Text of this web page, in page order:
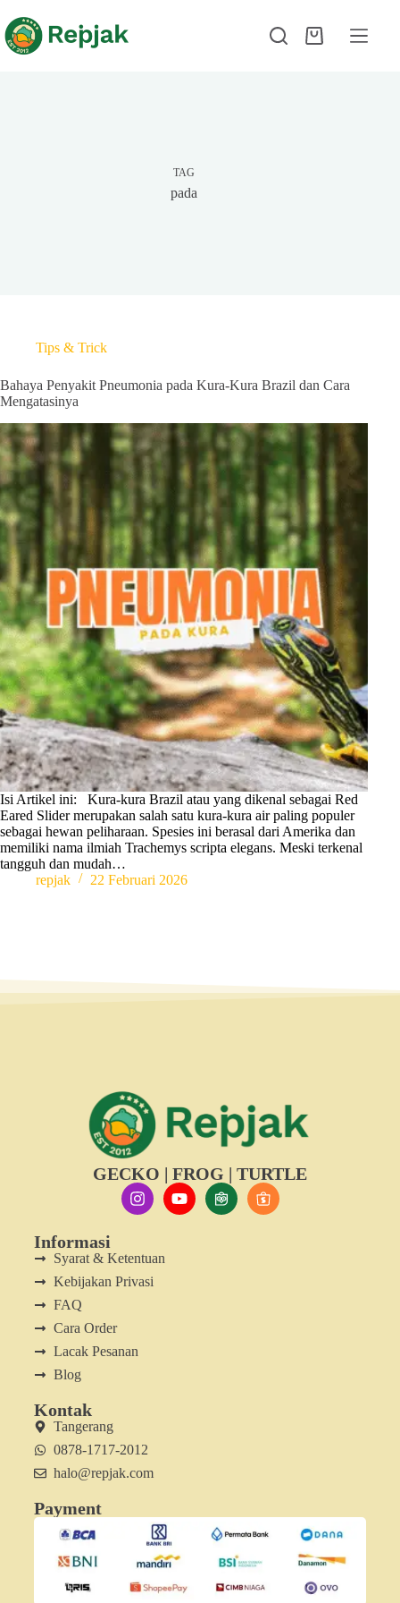
TAG
pada
Tips & Trick
Bahaya Penyakit Pneumonia pada Kura-Kura Brazil dan Cara
Mengatasinya
Isi Artikel ini: Kura-kura Brazil atau yang dikenal sebagai Red
Eared Slider merupakan salah satu kura-kura air paling populer
sebagai hewan peliharaan. Spesies ini berasal dari Amerika dan
memiliki nama ilmiah Trachemys scripta elegans. Meski terkenal
tangguh dan mudah…
repjak
22 Februari 2026
GECKO | FROG | TURTLE
Informasi
Syarat & Ketentuan
Kebijakan Privasi
FAQ
Cara Order
Lacak Pesanan
Blog
Kontak
Tangerang
0878-1717-2012
halo@repjak.com
Payment